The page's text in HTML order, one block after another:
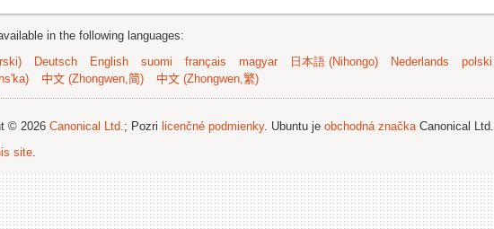
in the following languages:
Deutsch English suomi français magyar 日本語 (Nihongo) Nederlands polski
中文 (Zhongwen,简) 中文 (Zhongwen,繁)
© 2026 Canonical Ltd.; Pozri licenčné podmienky. Ubuntu je obchodná značkaCanonical Ltd.
site.